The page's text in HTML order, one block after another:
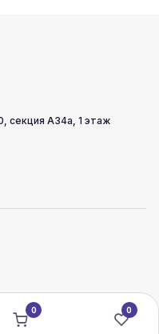
секция А34а, 1 этаж
0 0